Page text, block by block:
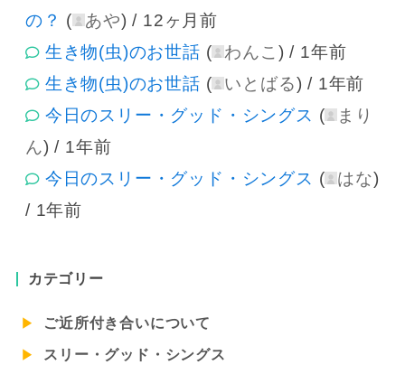
の？ ( あや) / 12ヶ月前
生き物(虫)のお世話 ( わんこ ) / 1年前
生き物(虫)のお世話 ( いとばる) / 1年前
今日のスリー・グッド・シングス (
まり
ん) / 1年前
今日のスリー・グッド・シングス ( はな)
/ 1年前
カテゴリー
ご近所付き合いについて
スリー・グッド・シングス